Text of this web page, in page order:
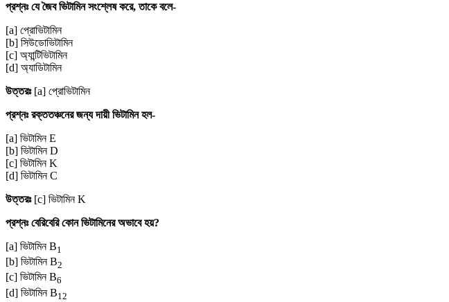
প্রশ্নঃ যে জৈব ভিটামিন সংশ্লেষ করে, তাকে বলে-
[a] প্রোভিটামিন
[b] সিউডোভিটামিন
[c] অ্যান্টিভিটামিন
[d] অ্যাডিটামিন
উত্তরঃ[a] প্রোভিটামিন
প্রশ্নঃ রক্ততঞ্চনের জন্য দায়ী ভিটামিন হল-
[a] ভিটামিন E
[b] ভিটামিন D
[c] ভিটামিন K
[d] ভিটামিন C
উত্তরঃ[c] ভিটামিন K
প্রশ্নঃ বেরিবেরি কোন ভিটামিনের অভাবে হয়?
[a] ভিটামিন B1
[b] ভিটামিন B2
[c] ভিটামিন B6
[d] ভিটামিন B12